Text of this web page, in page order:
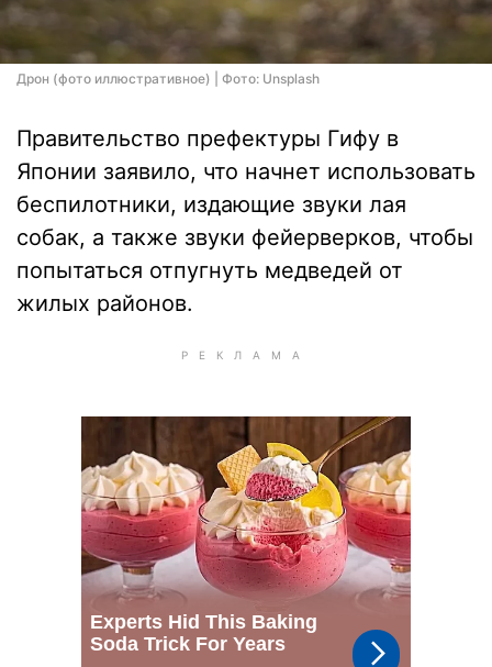
Дрон (фото иллюстративное) | Фото: Unsplash
Правительство префектуры Гифу в
Японии заявило, что начнет использовать
беспилотники, издающие звуки лая
собак, а также звуки фейерверков, чтобы
попытаться отпугнуть медведей от
жилых районов.